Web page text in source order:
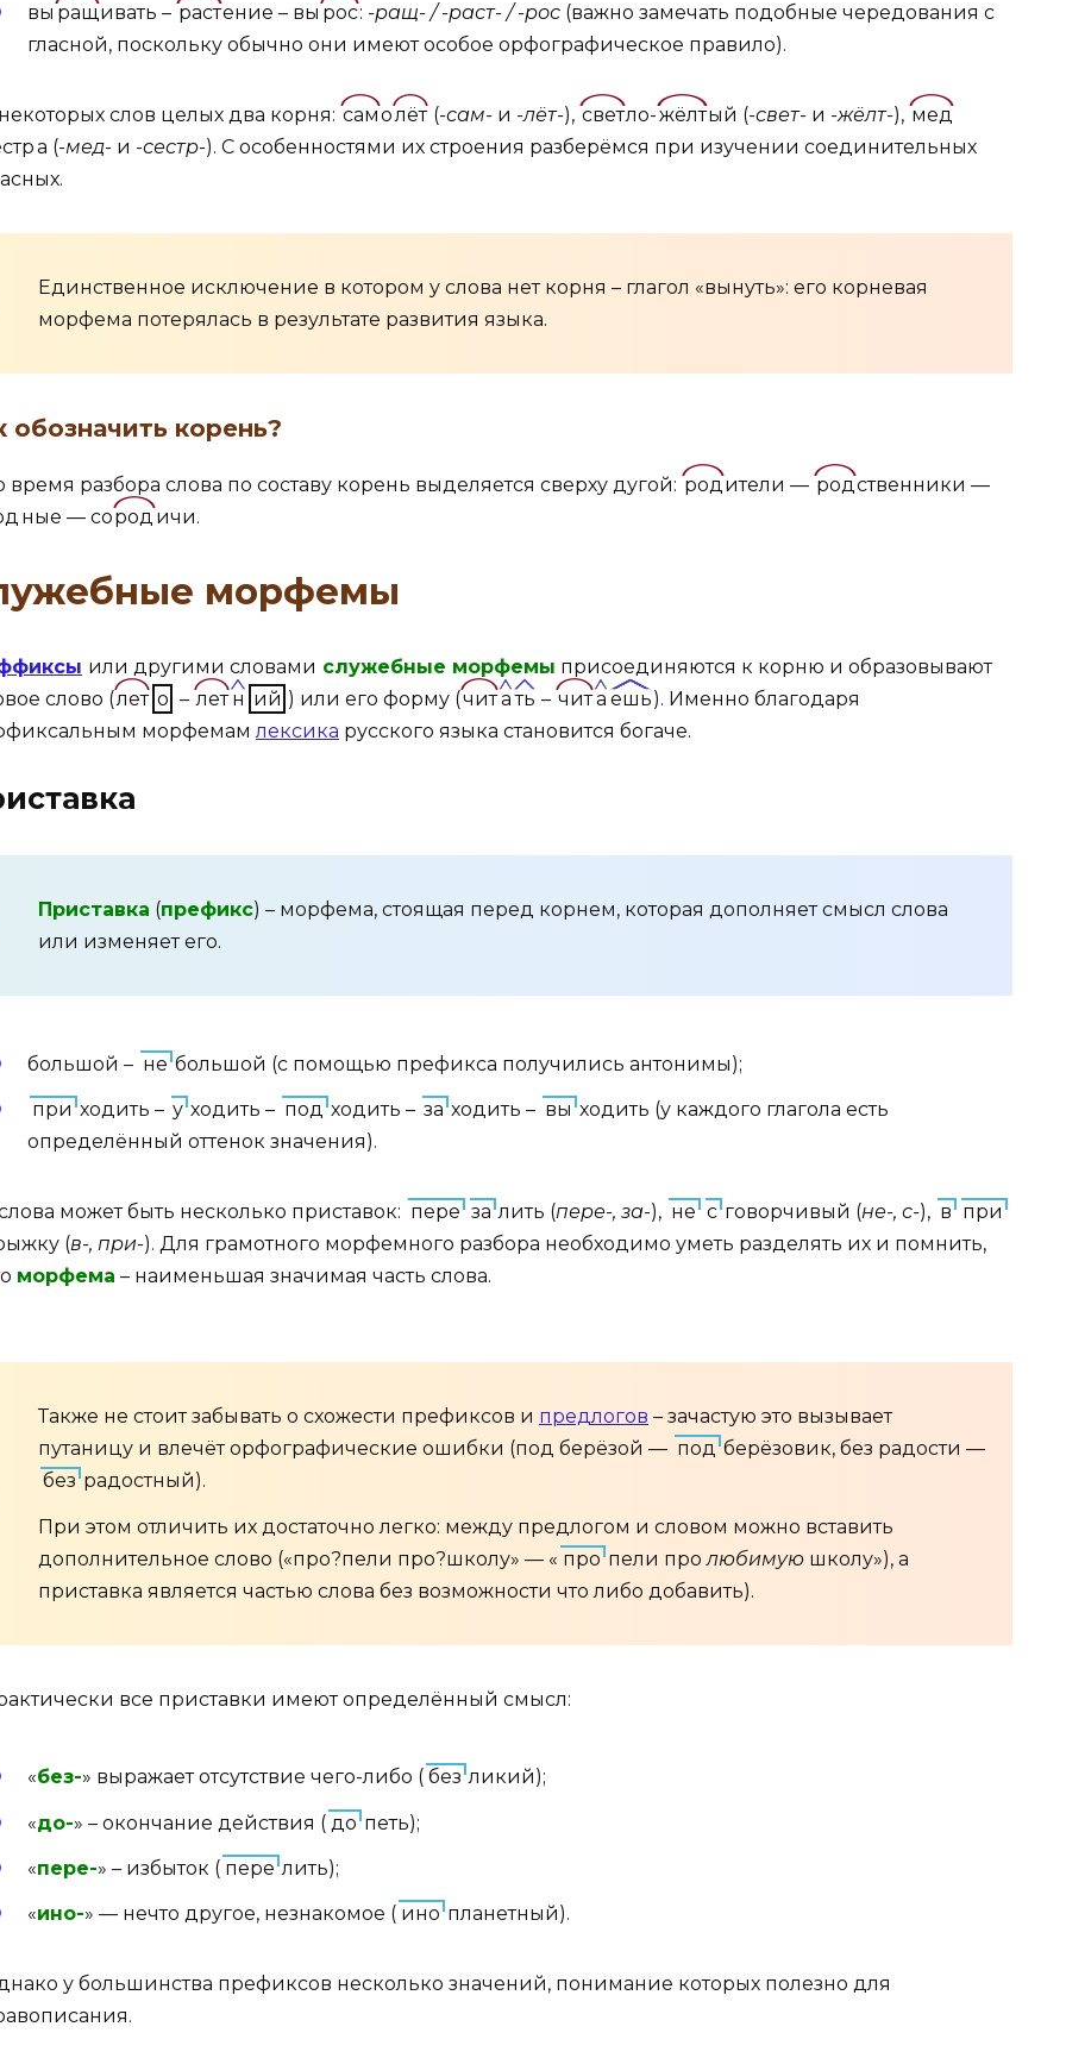
вы ращивать – растение – вы рос: -ращ- / -раст- / -рос (важно замечать подобные чередования с
гласной, поскольку обычно они имеют особое орфографическое правило).
слов целых два корня: самолёт (-сам- и -лёт-), светло-жёлтый (-свет- и -жёлт-), мед
а (-мед-и -сестр-). С особенностями их строения разберёмся при изучении соединительных
Единственное исключение в котором у слова нет корня – глагол «вынуть»: его корневая
морфема потерялась в результате развития языка.
обозначить корень?
время разбора слова по составу корень выделяется сверху дугой: родители — родственники —
ные — сород ичи.
морфемы
или другими словами служебные морфемы присоединяются к корню и образовывают
слово (лет о – лет н ий ) или его форму (читать – чита ешь). Именно благодаря
морфемамлексика русского языка становится богаче.
Приставка (префикс) – морфема, стоящая перед корнем, которая дополняет смысл слова
или изменяет его.
большой – не большой (с помощью префикса получились антонимы);
при ходить – у ходить – под ходить – за ходить – вы ходить (у каждого глагола есть
определённый оттенок значения).
может быть несколько приставок: пере за лить (пере-, за-), не с говорчивый (не-, с-), в при
(в-, при-). Для грамотного морфемного разбора необходимо уметь разделять их и помнить,
морфема – наименьшая значимая часть слова.
Также не стоит забывать о схожести префиксов и предлогов – зачастую это вызывает
путаницу и влечёт орфографические ошибки (под берёзой — под берёзовик, без радости —
без радостный).
При этом отличить их достаточно легко: между предлогом и словом можно вставить
дополнительное слово («про?пели про?школу» — « про пели пролюбимуюшколу»), а
приставка является частью слова без возможности что либо добавить).
все приставки имеют определённый смысл:
«без-» выражает отсутствие чего-либо ( без ликий);
«до-» – окончание действия ( до петь);
«пере-» – избыток ( пере лить);
«ино-» — нечто другое, незнакомое ( ино планетный).
у большинства префиксов несколько значений, понимание которых полезно для